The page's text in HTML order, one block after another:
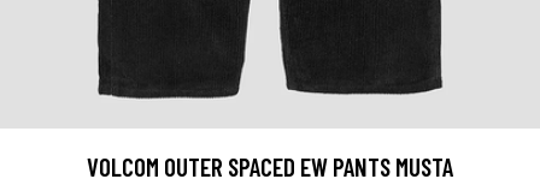
VOLCOM OUTER SPACED EW PANTS MUSTA